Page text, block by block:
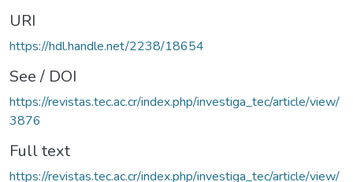
URI
https://hdl.handle.net/2238/18654
See / DOI
https://revistas.tec.ac.cr/index.php/investiga_tec/article/view/
3876
Full text
https://revistas.tec.ac.cr/index.php/investiga_tec/article/view/